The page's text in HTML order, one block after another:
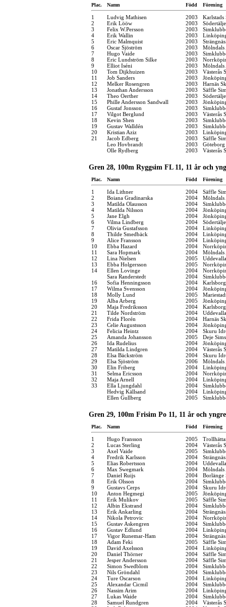
Plac. Namn Född Förening
1 Ludvig Mathisen 2003
Karlstads
2
Erik Lööw 2003
3
Felix W.Persson 2003
4
Erik Wallin 2003
5
Eric Malmquist 2003
6
Oscar Sjöström 2003
Mölndals
7
Hugo Vaide 2003
8
Eric Lundström Silke 2003
9
Elliot Iséni 2003
Mölndals
10
Tom Dijkhuizen 2003
Västerås
11
Job Sanders 2003
12
Melker Rosengren 2003
Harnäs
13
Jonathan Andersson 2003
Säffle
14
Theo Oerther 2003
15
Phille Andersson Sandwall 2003
16
Gustaf Jonsson 2003
17
Vilgot Berglund 2003
Västerås
18
Kevin Shen 2003
19
Gustav Walldén 2003
20
Kristian Aziz 2003
21
Jacob Edberg 2003
Säffle
Leo Hovbrandt
2003
Göteborg
Olle Rydberg
2003 Västerås
Gren 28, 100m Ryggsim FL 11, 11 år och
Plac. Namn Född Förening
1 Ida Lithner 2004
Säffle
2
Boiana Gradinarska 2004
Mölndals
3
Matilda Olausson 2004
4
Matilda Nilsson 2004
5
Jane Elgh 2004
6
Vilma Lindberg 2004
7
Olivia Gustafsson 2004
8
Thilde Smedbäck 2004
9
Alice Fransson 2004
10
Ebba Hazard 2004
11
Sara Hopmark 2004
Mölndals
12
Lina Nielsen 2005
13
Ebba Holgersson 2005
14
Ellen Lovinge 2004
Sara Randerstedt
2004
16
Sofia Henningsson 2004
17
Wilma Svensson 2004
18
Molly Lund 2005
19
Alba Arberg 2005
20
Maja Fredriksson 2004
21
Tilde Nordström 2004
22
Frida Florén 2004
Harnäs
23
Celie Augustsson 2004
24
Felicia Heintz 2004
Skuru
25
Amanda Johansson 2005
Deje
26
Ida Rudelius 2004
27
Matilda Lindgren 2004
Västerås
28
Elsa Bäckström 2004
Skuru
29
Elsa Sjöström 2006
Mölndals
30
Elin Friberg 2004
31
Selma Ericsson 2004
32
Maja Arnell 2004
33
Ella Ljungdahl 2004
Hedvig Källsand
2004
Ellen Gullberg
2005
Gren 29, 100m Frisim Po 11, 11 år och yngre
Plac. Namn Född Förening
1 Hugo Fransson 2005
2
Lucas Sterling 2004
Västerås
3
Axel Vaide 2005
4
Fredrik Karlsson 2004
5
Elias Robertsson 2004
6
Max Swegmark 2004
Mölndals
7
Daniel Ruijs 2004
Borlänge
8
Erik Olsson 2004
9
Gustavs Cerps 2004
Skuru
10
Anton Hegmegi 2005
11
Erik Mulikov 2005
Säffle
12
Albin Ekstrand 2004
13
Erik Ankarling 2004
14
Nikola Petrovic 2004
15
Gustav Askengren 2004
16
Gustav Edlund 2004
17
Vigor Runemar-Ham 2004
18
Adam Feki 2005
Säffle
19
David Axelsson 2004
20
Daniel Thörner 2004
Säffle
21
Jesper Andersson 2004
Säffle
22
Simon Swedblom 2004
23
Nils Gröndahl 2004
24
Ture Oscarson 2004
25
Alexandar Cicmil 2004
26
Nassim Arim 2004
27
Lukas Waide 2004
28
Samuel Rundgren 2004
Västerås